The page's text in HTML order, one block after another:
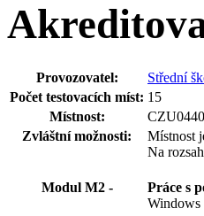
Provozovatel:
Střední
Počet testovacích míst: 15
Místnost:
CZU0440
Zvláštní možnosti:
Místnost
Na
Modul M2 -
Práce s
Windows